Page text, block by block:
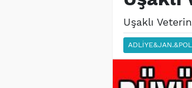
Uşaklı